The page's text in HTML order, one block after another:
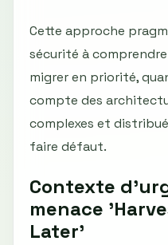
Cette approche
sécurité à
migrer en priorité,
compte des
complexes et
faire défaut.
Contexte
menace
Later'